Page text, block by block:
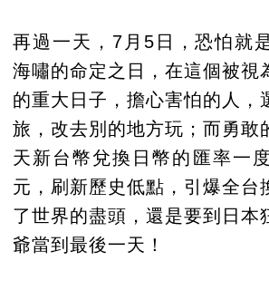
再過一天，7月5日，恐怕就
海嘯的命定之日，在這個被視
的重大日子，擔心害怕的人，
旅，改去別的地方玩；而勇敢
天新台幣兌換日幣的匯率一
元，刷新歷史低點，引爆全台
了世界的盡頭，還是要到日本
爺當到最後一天！